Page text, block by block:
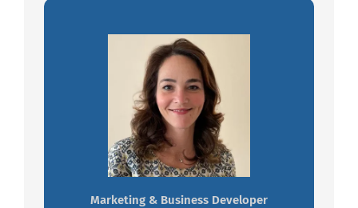
Marketing & Business Developer
Nassima GIRY
Result oriented, agile, efficient.
Travaillez avec Nassima